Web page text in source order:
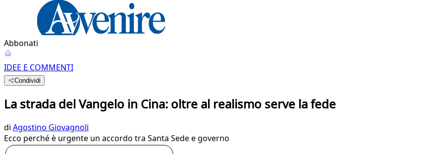
Abbonati
IDEE E COMMENTI
Condividi
La strada del Vangelo in Cina: oltre al realismo serve la fede
di Agostino Giovagnoli
Ecco perché è urgente un accordo tra Santa Sede e governo